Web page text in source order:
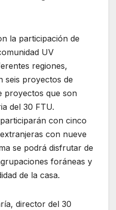
la participación de
UV
regiones,
seis proyectos de
proyectos que son
del 30 FTU.
con cinco
con nueve
se podrá disfrutar de
foráneas y
de la casa.
director del 30